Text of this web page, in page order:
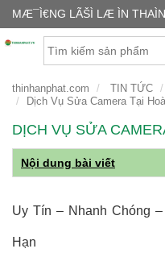
MÆ¯Ì€NG LÃŠÌ LÆ ÌN
thinhanphat.com TIN TỨC
Dịch Vụ Sửa Camera Tại
DỊCH VỤ SỬA
Nội dung bài viết
Uy Tín – Nhanh Chóng
Hạn